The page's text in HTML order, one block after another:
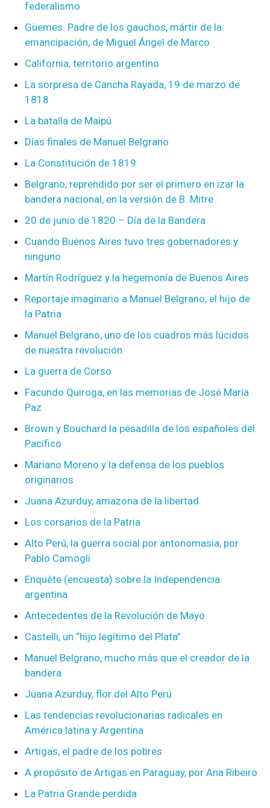
federalismo
Güemes. Padre de los gauchos, mártir de la
emancipación, de Miguel Ángel de Marco
California, territorio argentino
La sorpresa de Cancha Rayada, 19 de marzo de
1818
La batalla de Maipú
Días finales de Manuel Belgrano
La Constitución de 1819
Belgrano, reprendido por ser el primero en izar la
bandera nacional, en la versión de B. Mitre
20 de junio de 1820 – Día de la Bandera
Cuando Buenos Aires tuvo tres gobernadores y
ninguno
Martín Rodríguez y la hegemonía de Buenos Aires
Reportaje imaginario a Manuel Belgrano, el hijo de
la Patria
Manuel Belgrano, uno de los cuadros más lúcidos
de nuestra revolución
La guerra de Corso
Facundo Quiroga, en las memorias de José María
Paz
Brown y Bouchard la pesadilla de los españoles del
Pacífico
Mariano Moreno y la defensa de los pueblos
originarios
Juana Azurduy, amazona de la libertad
Los corsarios de la Patria
Alto Perú, la guerra social por antonomasia, por
Pablo Camogli
Enquête (encuesta) sobre la Independencia
argentina
Antecedentes de la Revolución de Mayo
Castelli, un “hijo legítimo del Plata”
Manuel Belgrano, mucho más que el creador de la
bandera
Juana Azurduy, flor del Alto Perú
Las tendencias revolucionarias radicales en
América latina y Argentina
Artigas, el padre de los pobres
A propósito de Artigas en Paraguay, por Ana Ribeiro
La Patria Grande perdida